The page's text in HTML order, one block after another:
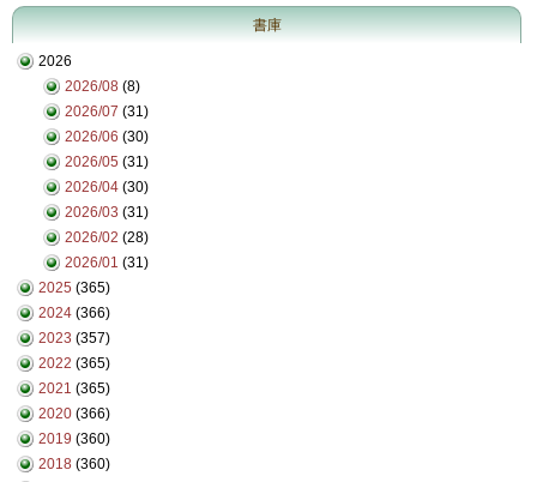
書庫
2026
2026/08 (8)
2026/07 (31)
2026/06 (30)
2026/05 (31)
2026/04 (30)
2026/03 (31)
2026/02 (28)
2026/01 (31)
2025 (365)
2024 (366)
2023 (357)
2022 (365)
2021 (365)
2020 (366)
2019 (360)
2018 (360)